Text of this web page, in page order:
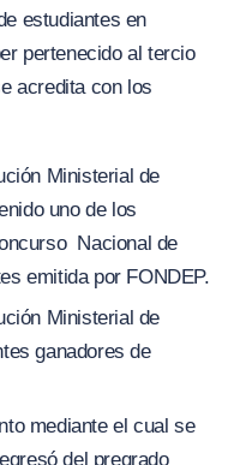
estudiantes en
pertenecido al tercio
acredita con los
Ministerial de
uno de los
Nacional de
emitida por FONDEP.
Ministerial de
ganadores de
mediante el cual se
del pregrado